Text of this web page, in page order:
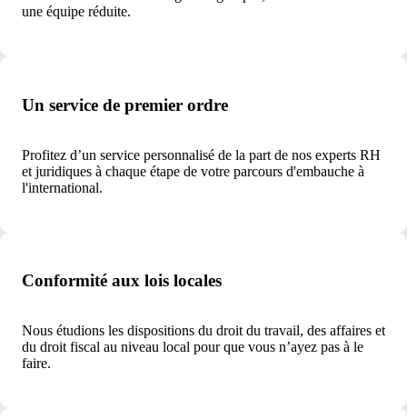
une équipe réduite.
Un service de premier ordre
Profitez d’un service personnalisé de la part de nos experts RH
et juridiques à chaque étape de votre parcours d'embauche à
l'international.
Conformité aux lois locales
Nous étudions les dispositions du droit du travail, des affaires et
du droit fiscal au niveau local pour que vous n’ayez pas à le
faire.